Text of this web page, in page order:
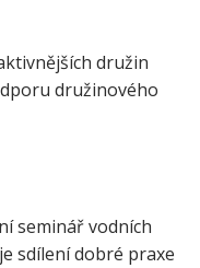
družin
družinového
seminář vodních
sdílení dobré praxe